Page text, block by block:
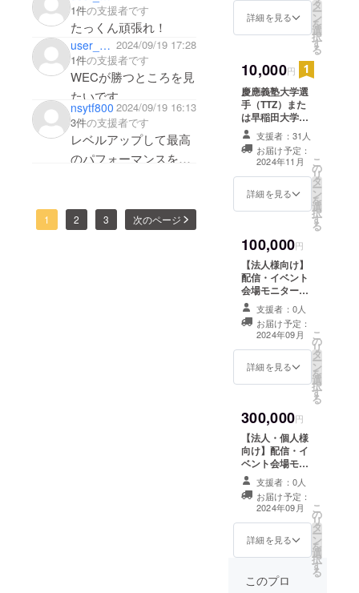
1件の支援者です
たっくん頑張れ！
user_9a226d26d884 2024/09/19 17:28
1件の支援者です
WECが勝つところを見
たいです
nsytf800 2024/09/19 16:13
3件の支援者です
レベルアップして最高
のパフォーマンスを！
1 2 3 次のページ
ます。 選手の集
合チェキ及び、
の試合中のVC 2
ラウンド分(映像
付き)
詳細を見る
タ
ー
ン
を
選
択
す
る
10,000円
慶應義塾大学選
手（TTZ）また
は早稲田大学選
手（WEC）から
のお礼のお手紙
メールにて送信
させていただき
ます。 選手の集
合チェキ及び、
の試合中のVC 2
ラウンド分(映像
付き) 早稲田大学
（WEC）または
慶應義塾大学
（TTZ）の早慶
戦ゲームTシャツ
1枚（どちらの大
学をご希望かお
伝えくださいま
せ。また、一律
フリーサイズと
ます。）
支援者：31人
お届け予定：
2024年11月
詳細を見る
こ
の
リ
タ
ー
ン
を
選
択
す
る
100,000円
【法人様向け】
配信・イベント
会場モニターお
よびユニフォー
ムへのロゴの掲
載 又は 会場での
試供品・アン
ケート等の配布
このプランは企
お選びいただき
たい内容になり
ます。 また、個
人での支援を考
えてる方は一度
相談ください。
支援者：0人
お届け予定：
2024年09月
詳細を見る
こ
の
リ
タ
ー
ン
を
選
択
す
る
300,000円
【法人・個人様
向け】配信・イ
ベント会場モニ
ターおよびユニ
フォームへのロ
ゴの掲載だけで
なく、商品・
サービス等の紹
介、CMの放映を
紹介したい内容
支援者：0人
お届け予定：
2024年09月
詳細を見る
こ
の
リ
タ
ー
ン
を
選
択
す
る
このプロ